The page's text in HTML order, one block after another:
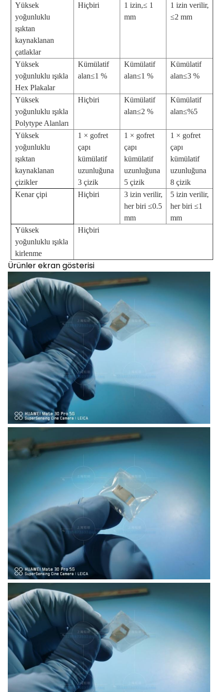
Yüksek
yoğunluklu
ışıktan
kaynaklanan
çatlaklar
Hiçbiri 1 izin,≤ 1
mm
1 izin verilir,
≤2 mm
Yüksek
yoğunluklu ışıkla
Hex Plakalar
Kümülatif
alan≤1 %
Kümülatif
alan≤1 %
Kümülatif
alan≤3 %
Yüksek
yoğunluklu ışıkla
Polytype Alanları
Hiçbiri
Kümülatif
alan≤2 %
Kümülatif
alan≤%5
Yüksek
yoğunluklu
ışıktan
kaynaklanan
çizikler
1 × gofret
çapı
kümülatif
uzunluğuna
3 çizik
1 × gofret
çapı
kümülatif
uzunluğuna
5 çizik
1 × gofret
çapı
kümülatif
uzunluğuna
8 çizik
Kenar çipi
Hiçbiri
3 izin verilir,
her biri ≤0.5
mm
5 izin verilir,
her biri ≤1
mm
Yüksek
yoğunluklu ışıkla
kirlenme
Hiçbiri
Ürünler ekran gösterisi